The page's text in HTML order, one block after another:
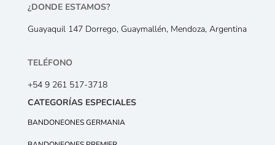
¿DONDE ESTAMOS?
Guayaquil 147 Dorrego, Guaymallén, Mendoza, Argentina
TELÉFONO
+54 9 261 517-3718
CATEGORÍAS ESPECIALES
BANDONEONES GERMANIA